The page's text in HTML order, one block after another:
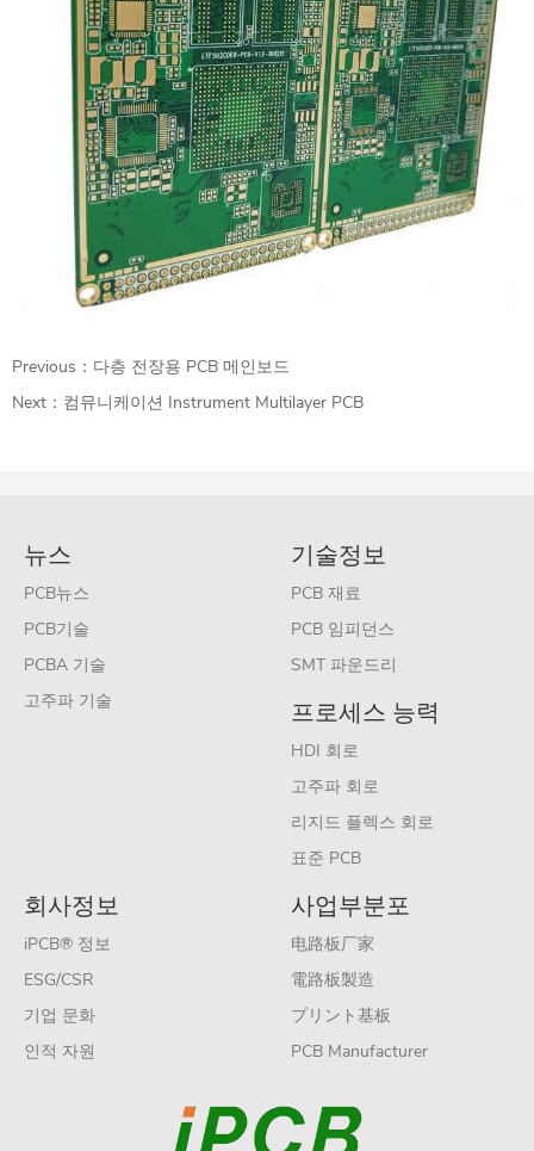
Previous： 다층 전장용 PCB 메인보드
Next： 컴뮤니케이션 Instrument Multilayer PCB
뉴스
PCB뉴스
PCB기술
PCBA 기술
고주파 기술
기술정보
PCB 재료
PCB 임피던스
SMT 파운드리
프로세스 능력
HDI 회로
고주파 회로
리지드 플렉스 회로
표준 PCB
회사정보
iPCB® 정보
ESG/CSR
기업 문화
인적 자원
사업부분포
电路板厂家
電路板製造
プリント基板
PCB Manufacturer